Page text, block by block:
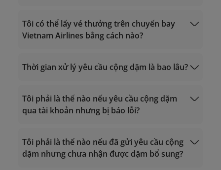
(dành cho hội viên Triệu Dặm, Bạch
Kim, Vàng)
Mua dặm
nâng hạng thẻ từ đối tác
Phiên ngang hạng thẻ
Tính dặm bay
Tôi có thể lấy vé thưởng trên chuyến bay
Vietnam Airlines bằng cách nào?
khác
Thời gian xử lý yêu cầu cộng dặm là bao lâu?
Tôi phải là thế nào nếu yêu cầu cộng dặm
qua tài khoản nhưng bị báo lỗi?
Tôi phải là thế nào nếu đã gửi yêu cầu cộng
dặm nhưng chưa nhận được dặm bổ sung?